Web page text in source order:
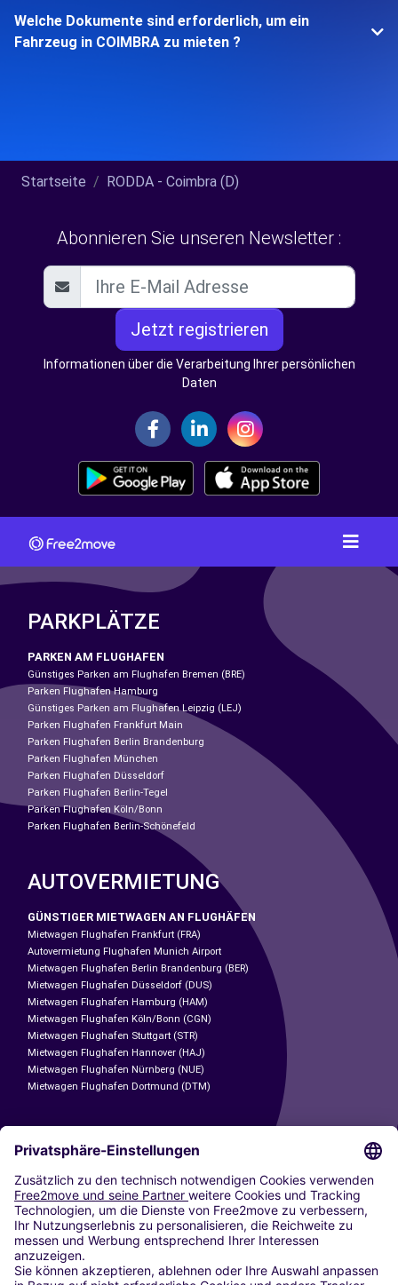
Welche Dokumente sind erforderlich, um ein
Fahrzeug in COIMBRA zu mieten ?
Startseite RODDA - Coimbra (D)
Abonnieren Sie unseren Newsletter :
Jetzt registrieren
Informationen über die Verarbeitung Ihrer persönlichen
Daten
PARKPLÄTZE
PARKEN AM FLUGHAFEN
Günstiges Parken am Flughafen Bremen (BRE)
Parken Flughafen Hamburg
Günstiges Parken am Flughafen Leipzig (LEJ)
Parken Flughafen Frankfurt Main
Parken Flughafen Berlin Brandenburg
Parken Flughafen München
Parken Flughafen Düsseldorf
Parken Flughafen Berlin-Tegel
Parken Flughafen Köln/Bonn
Parken Flughafen Berlin-Schönefeld
AUTOVERMIETUNG
GÜNSTIGER MIETWAGEN AN FLUGHÄFEN
Mietwagen Flughafen Frankfurt (FRA)
Autovermietung Flughafen Munich Airport
Mietwagen Flughafen Berlin Brandenburg (BER)
Mietwagen Flughafen Düsseldorf (DUS)
Mietwagen Flughafen Hamburg (HAM)
Mietwagen Flughafen Köln/Bonn (CGN)
Mietwagen Flughafen Stuttgart (STR)
Mietwagen Flughafen Hannover (HAJ)
Mietwagen Flughafen Nürnberg (NUE)
Mietwagen Flughafen Dortmund (DTM)
CARSHARING
UNSERE STÄDTE
Paris
Madrid
Washington DC
Mailand
Rom
Turin